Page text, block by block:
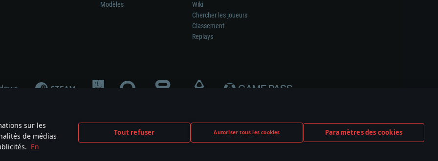
sur les
de médias
En
Tout refuser Autoriser tous les cookies Paramètres des cookies
Modèles
Wiki
Chercher les joueurs
Classement
Replays
pas la participation au développement du jeu, le sponsoring ou à l’approbation de tout fabricant d’armes ou de véhicule.
are the property of their respective owners.